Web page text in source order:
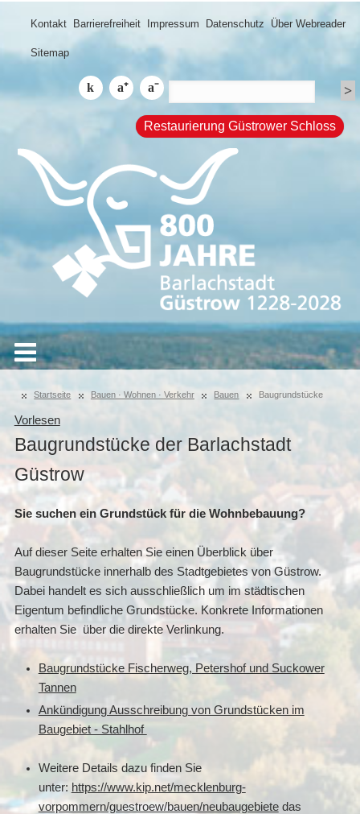
Kontakt Barrierefreiheit Impressum Datenschutz Über Webreader
Sitemap
Restaurierung Güstrower Schloss
Startseite Bauen · Wohnen · Verkehr Bauen Baugrundstücke
Vorlesen
Baugrundstücke der Barlachstadt
Güstrow
Sie suchen ein Grundstück für die Wohnbebauung?
Auf dieser Seite erhalten Sie einen Überblick über
Baugrundstücke innerhalb des Stadtgebietes von Güstrow.
Dabei handelt es sich ausschließlich um im städtischen
Eigentum befindliche Grundstücke. Konkrete Informationen
erhalten Sie über die direkte Verlinkung.
Baugrundstücke Fischerweg, Petershof und Suckower
Tannen
Ankündigung Ausschreibung von Grundstücken im
Baugebiet - Stahlhof
Weitere Details dazu finden Sie
unter: https://www.kip.net/mecklenburg-
vorpommern/guestroew/bauen/neubaugebietedas